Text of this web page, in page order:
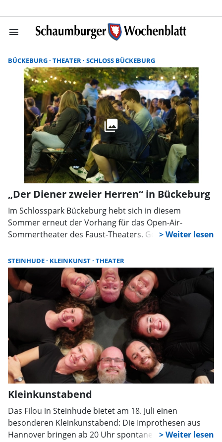
menu
BÜCKEBURG THEATER SCHLOSS BÜCKEBURG
„Der Diener zweier Herren“ in Bückeburg
Im Schlosspark Bückeburg hebt sich in diesem
Sommer erneut der Vorhang für das Open-Air-
Sommertheater des Faust-Theaters. Gezeigt wird Carlo
Jahrhunderten zu den bekanntesten Stücken der
Theatergeschichte zählt. Der Verein kündigt eine
turbulente Inszenierung mit viel Tempo, Witz und
Gesellschaftskritik an.
STEINHUDE KLEINKUNST THEATER
Kleinkunstabend
Das Filou in Steinhude bietet am 18. Juli einen
besonderen Kleinkunstabend: Die Improthesen aus
Hannover bringen ab 20 Uhr spontanes